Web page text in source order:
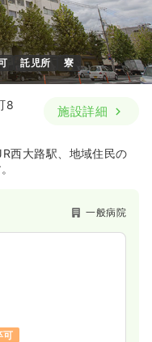
一時募集休止
詳細を見る
一時募集休止
託児所 寮
8
施設詳細
西大路駅、地域住民の
一般病院
可